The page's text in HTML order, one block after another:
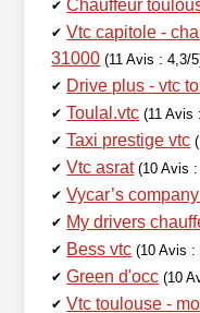
✔ Chauffeur
✔ Vtc capitole -
31000 (11 Avis : 4,3/
✔ Drive plus - vtc
✔ Toulal.vtc (11 Avis
✔ Taxi prestige vtc
✔ Vtc asrat (10 Avis
✔ Vycar’s
✔ My drivers
✔ Bess vtc (10 Avis :
✔ Green d'occ (10
✔ Vtc toulouse -